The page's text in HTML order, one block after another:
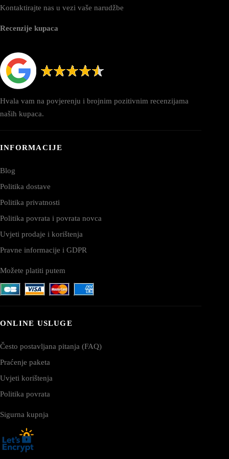
Kontaktirajte nas u vezi vaše narudžbe
Recenzije kupaca
Hvala vam na povjerenju i brojnim pozitivnim recenzijama
naših kupaca.
INFORMACIJE
Blog
Politika dostave
Politika privatnosti
Politika povrata i povrata novca
Uvjeti prodaje i korištenja
Pravne informacije i GDPR
Možete platiti putem
ONLINE USLUGE
Često postavljana pitanja (FAQ)
Praćenje paketa
Uvjeti korištenja
Politika povrata
Sigurna kupnja